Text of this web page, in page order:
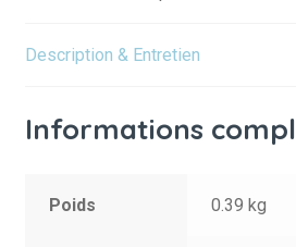
Description & Entretien
Informations
Poids 0.39 kg